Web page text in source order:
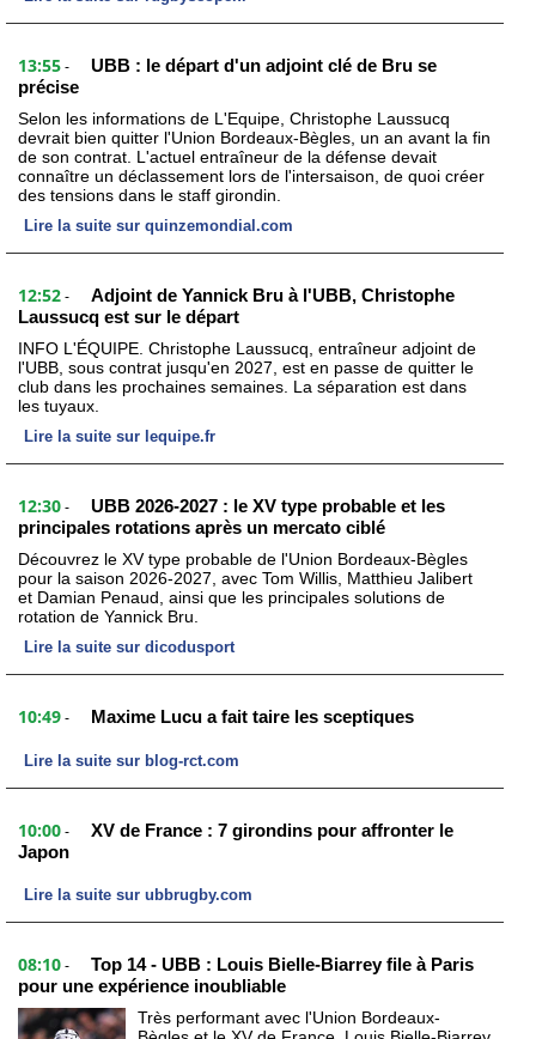
13:55 -
UBB : le départ d'un adjoint clé de Bru se
précise
Selon les informations de L'Equipe, Christophe Laussucq
devrait bien quitter l'Union Bordeaux-Bègles, un an avant la fin
de son contrat. L'actuel entraîneur de la défense devait
connaître un déclassement lors de l'intersaison, de quoi créer
des tensions dans le staff girondin.
Lire la suite sur quinzemondial.com
12:52 -
Adjoint de Yannick Bru à l'UBB, Christophe
Laussucq est sur le départ
INFO L'ÉQUIPE. Christophe Laussucq, entraîneur adjoint de
l'UBB, sous contrat jusqu'en 2027, est en passe de quitter le
club dans les prochaines semaines. La séparation est dans
les tuyaux.
Lire la suite sur lequipe.fr
12:30 -
UBB 2026-2027 : le XV type probable et les
principales rotations après un mercato ciblé
Découvrez le XV type probable de l'Union Bordeaux-Bègles
pour la saison 2026-2027, avec Tom Willis, Matthieu Jalibert
et Damian Penaud, ainsi que les principales solutions de
rotation de Yannick Bru.
Lire la suite sur dicodusport
10:49 - Maxime Lucu a fait taire les sceptiques
Lire la suite sur blog-rct.com
10:00 -
XV de France : 7 girondins pour affronter le
Japon
Lire la suite sur ubbrugby.com
08:10 -
Top 14 - UBB : Louis Bielle-Biarrey file à Paris
pour une expérience inoubliable
Très performant avec l'Union Bordeaux-